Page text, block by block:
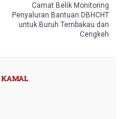
Camat Belik Monitoring
Penyaluran Bantuan DBHCHT
untuk Buruh Tembakau dan
Cengkeh
KAMAL